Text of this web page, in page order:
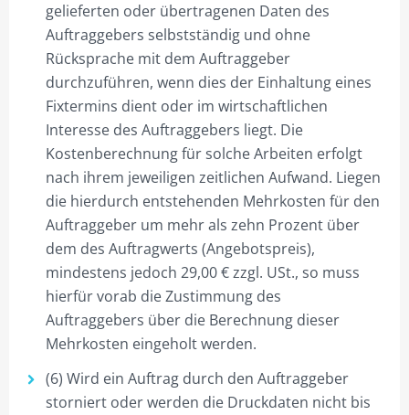
gelieferten oder übertragenen Daten des
Auftraggebers selbstständig und ohne
Rücksprache mit dem Auftraggeber
durchzuführen, wenn dies der Einhaltung eines
Fixtermins dient oder im wirtschaftlichen
Interesse des Auftraggebers liegt. Die
Kostenberechnung für solche Arbeiten erfolgt
nach ihrem jeweiligen zeitlichen Aufwand. Liegen
die hierdurch entstehenden Mehrkosten für den
Auftraggeber um mehr als zehn Prozent über
dem des Auftragwerts (Angebotspreis),
mindestens jedoch 29,00 € zzgl. USt., so muss
hierfür vorab die Zustimmung des
Auftraggebers über die Berechnung dieser
Mehrkosten eingeholt werden.
(6) Wird ein Auftrag durch den Auftraggeber
storniert oder werden die Druckdaten nicht bis